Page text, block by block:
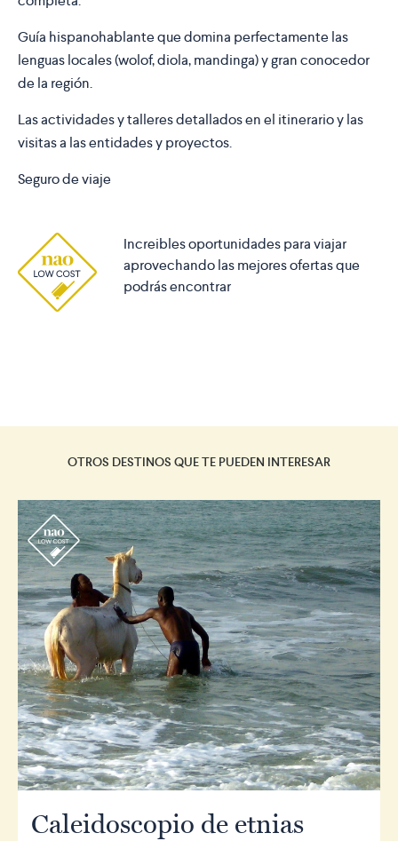
Guía hispanohablante que domina perfectamente las
lenguas locales (wolof, diola, mandinga) y gran conocedor
de la región.
Las actividades y talleres detallados en el itinerario y las
visitas a las entidades y proyectos.
Seguro de viaje
Increibles oportunidades para viajar
aprovechando las mejores ofertas que
podrás encontrar
OTROS DESTINOS QUE TE PUEDEN INTERESAR
r
Caleidoscopio de etnias